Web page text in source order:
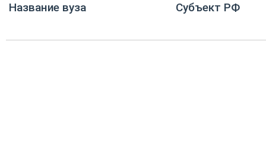
Название вуза Субъект РФ